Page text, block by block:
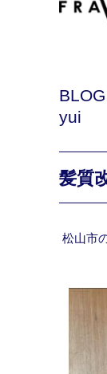
BLOG
yui
髪質
松山市